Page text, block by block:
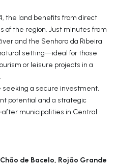
the land benefits from direct
of the region. Just minutes from
and the Senhora da Ribeira
setting—ideal for those
or leisure projects in a
seeking a secure investment,
potential and a strategic
municipalities in Central
de Bacelo, Rojão Grande